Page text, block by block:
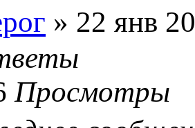
» 22 янв
Просмотры